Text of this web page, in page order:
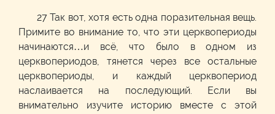
27 Так вот, хотя есть одна поразительная вещь.
Примите во внимание то, что эти церквопериоды
начинаются…и всё, что было в одном из
церквопериодов, тянется через все остальные
церквопериоды, и каждый церквопериод
наслаивается на последующий. Если вы
внимательно изучите историю вместе с этой